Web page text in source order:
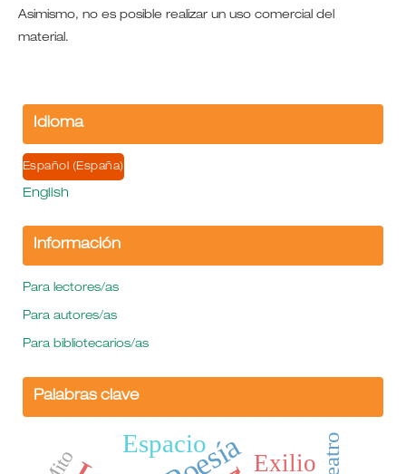
Asimismo, no es posible realizar un uso comercial del
material.
Idioma
Español (España)
English
Información
Para lectores/as
Para autores/as
Para bibliotecarios/as
Palabras clave
Espacio
Exilio Teatro